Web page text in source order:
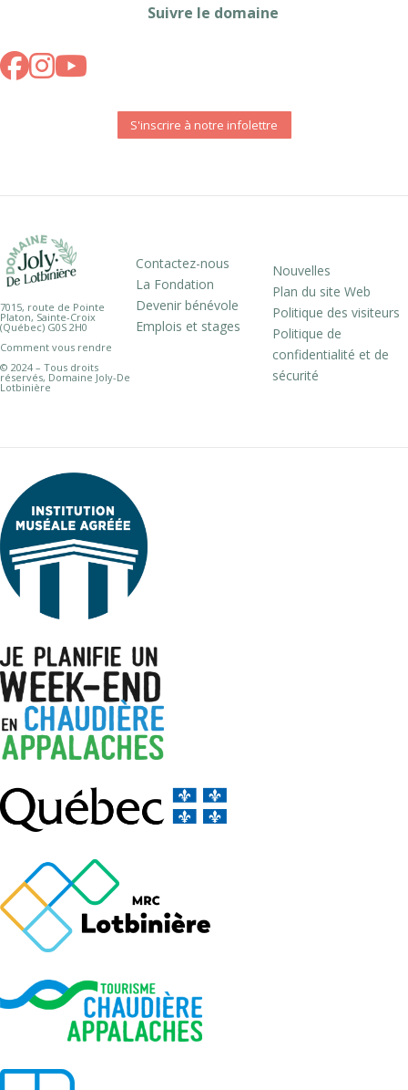
Suivre le domaine
S'inscrire à notre infolettre
7015, route de Pointe
Platon, Sainte-Croix
(Québec) G0S 2H0
Comment vous rendre
© 2024 – Tous droits
réservés, Domaine Joly-De
Lotbinière
Contactez-nous
La Fondation
Devenir bénévole
Emplois et stages
Nouvelles
Plan du site Web
Politique des visiteurs
Politique de
confidentialité et de
sécurité